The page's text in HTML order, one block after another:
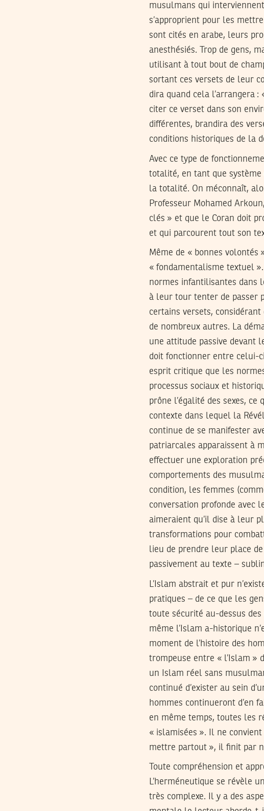
musulmans qui
s’approprient pour les
sont cités en arabe, leurs
anesthésiés. Trop de gens,
utilisant à tout bout de
sortant ces versets de leur
dira quand cela l’arrangera
citer ce verset dans son
différentes, brandira des
conditions historiques de la
Avec ce type de
totalité, en tant que système
la totalité. On méconnaît,
Professeur Mohamed
clés » et que le Coran doit
et qui parcourent tout son
Même de « bonnes volontés
« fondamentalisme textuel
normes infantilisantes dans
à leur tour tenter de passer
certains versets,
de nombreux autres. La
une attitude passive devant
doit fonctionner entre celui-
esprit critique que les
processus sociaux et
prône l’égalité des sexes,
contexte dans lequel la
continue de se manifester
patriarcales apparaissent à
effectuer une exploration
comportements des
condition, les femmes
conversation profonde avec
aimeraient qu’il dise à leur
transformations pour
lieu de prendre leur place
passivement au texte –
L’Islam abstrait et pur
pratiques – de ce que les
toute sécurité au-dessus des
même l’Islam a-historique
moment de l’histoire des
trompeuse entre « l’Islam »
un Islam réel sans
continué d’exister au sein
hommes continueront d’en
en même temps, toutes les
« islamisées ». Il ne
mettre partout », il finit par
Toute compréhension et
L’herméneutique se révèle
très complexe. Il y a des